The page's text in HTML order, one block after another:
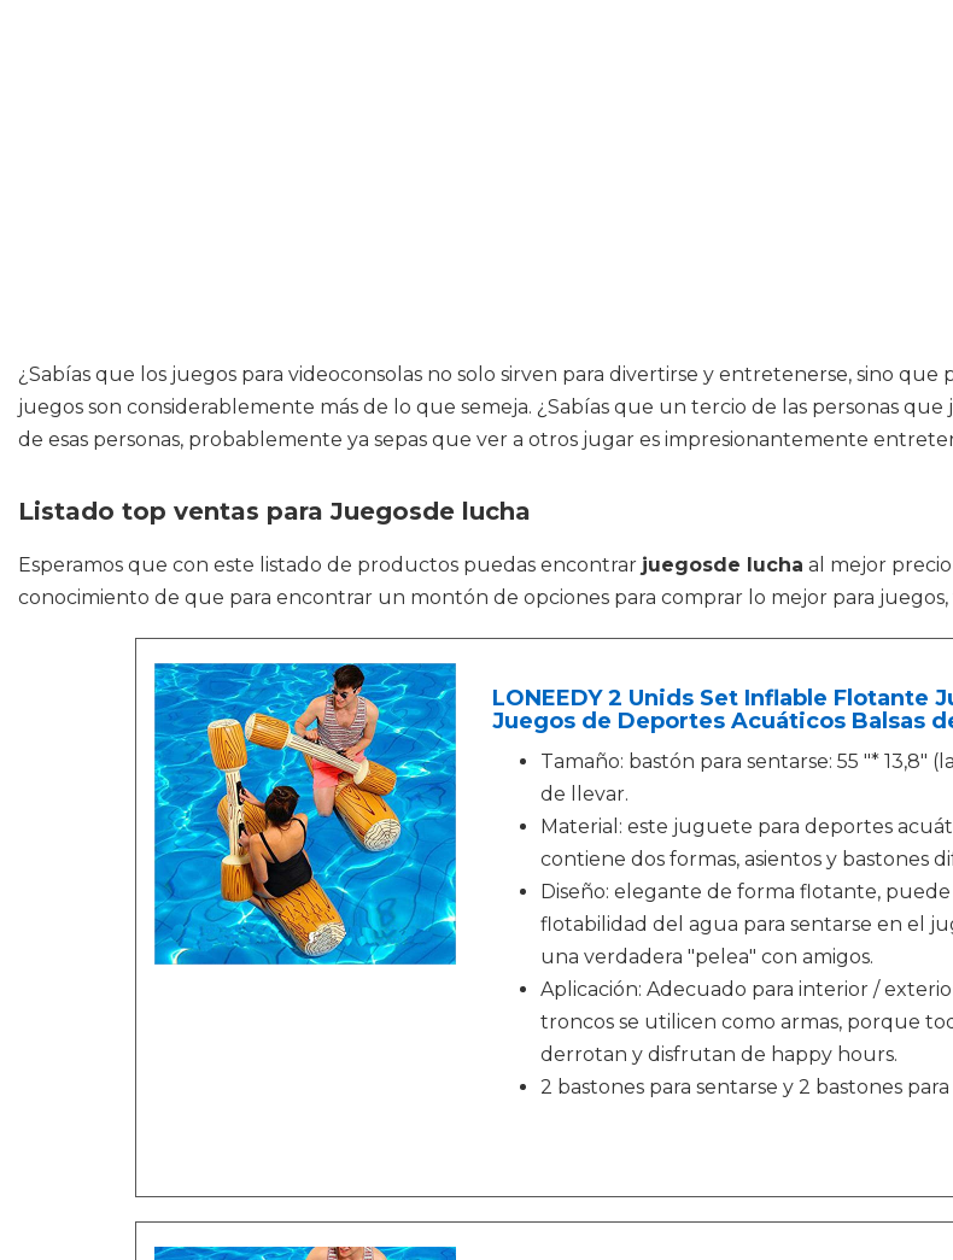
¿Sabías que los juegos para videoconsolas no solo sirven para divertirse y entretenerse, sino
juegos son considerablemente más de lo que semeja. ¿Sabías que un tercio de las personas
de esas personas, probablemente ya sepas que ver a otros jugar es impresionantemente
Listado top ventas para Juegosde lucha
Esperamos que con este listado de productos puedas encontrar juegosde lucha al mejor
conocimiento de que para encontrar un montón de opciones para comprar lo mejor para
LONEEDY 2 Unids Set Inflable Flotante
Juegos de Deportes Acuáticos Balsas
Tamaño: bastón para sentarse: 55 "* 13,8"
de llevar.
Material: este juguete para deportes
contiene dos formas, asientos y bastones
Diseño: elegante de forma flotante,
flotabilidad del agua para sentarse en el
una verdadera "pelea" con amigos.
Aplicación: Adecuado para interior /
troncos se utilicen como armas, porque
derrotan y disfrutan de happy hours.
2 bastones para sentarse y 2 bastones